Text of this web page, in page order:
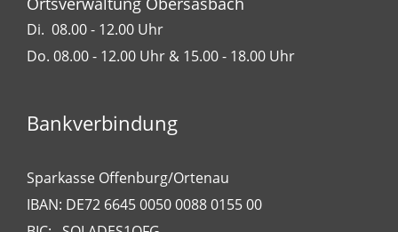
Di. 08.00 - 12.00 Uhr
Do. 08.00 - 12.00 Uhr & 15.00 - 18.00 Uhr
Bankverbindung
Sparkasse Offenburg/Ortenau
IBAN: DE72 6645 0050 0088 0155 00